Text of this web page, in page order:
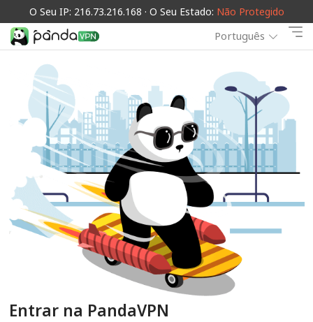
O Seu IP: 216.73.216.168 · O Seu Estado: Não Protegido
Português
Entrar na PandaVPN